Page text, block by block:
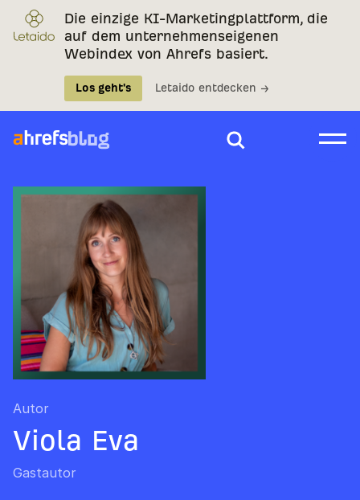
Die einzige KI-Marketingplattform, die
auf dem unternehmenseigenen
Webindex von Ahrefs basiert.
Los geht's Letaido entdecken →
Autor
Viola Eva
Gastautor